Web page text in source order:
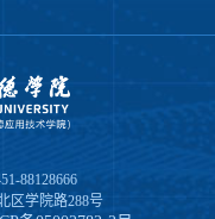
88128666
区学院路288号